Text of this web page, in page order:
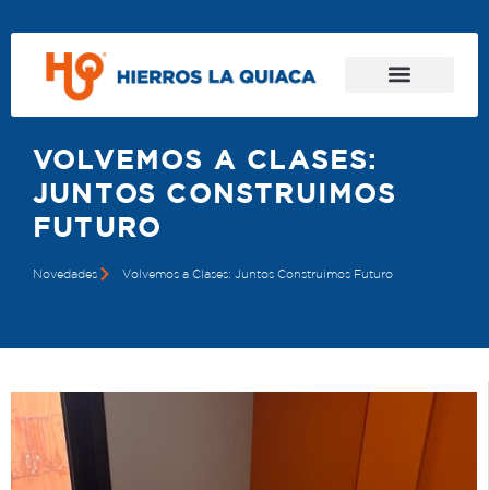
VOLVEMOS A CLASES:
JUNTOS CONSTRUIMOS
FUTURO
Novedades Volvemos a Clases: Juntos Construimos Futuro